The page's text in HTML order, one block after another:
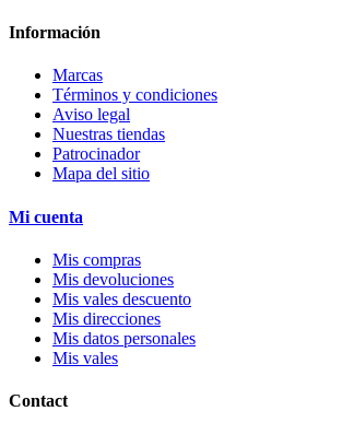
Información
Marcas
Términos y condiciones
Aviso legal
Nuestras tiendas
Patrocinador
Mapa del sitio
Mi cuenta
Mis compras
Mis devoluciones
Mis vales descuento
Mis direcciones
Mis datos personales
Mis vales
Contact